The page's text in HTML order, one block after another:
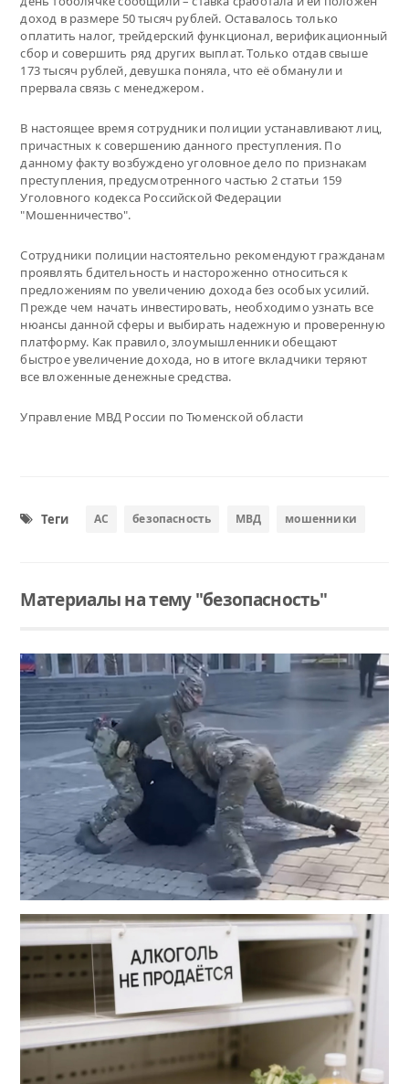
доход в размере 50 тысяч рублей. Оставалось только
оплатить налог, трейдерский функционал, верификационный
сбор и совершить ряд других выплат. Только отдав свыше
173 тысяч рублей, девушка поняла, что её обманули и
прервала связь с менеджером.
В настоящее время сотрудники полиции устанавливают лиц,
причастных к совершению данного преступления. По
данному факту возбуждено уголовное дело по признакам
преступления, предусмотренного частью 2 статьи 159
Уголовного кодекса Российской Федерации
"Мошенничество".
Сотрудники полиции настоятельно рекомендуют гражданам
проявлять бдительность и настороженно относиться к
предложениям по увеличению дохода без особых усилий.
Прежде чем начать инвестировать, необходимо узнать все
нюансы данной сферы и выбирать надежную и проверенную
платформу. Как правило, злоумышленники обещают
быстрое увеличение дохода, но в итоге вкладчики теряют
все вложенные денежные средства.
Управление МВД России по Тюменской области
Теги АС безопасность МВД мошенники
Материалы на тему "безопасность"
Читать
Читать